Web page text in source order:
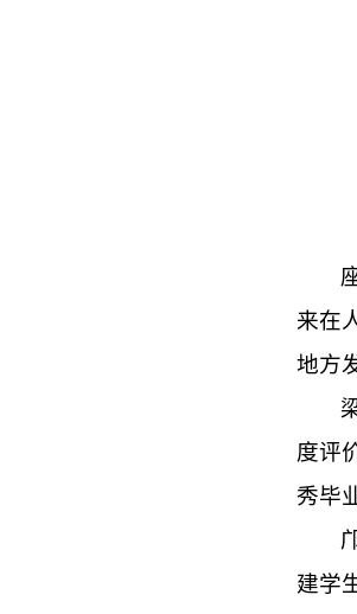
来在
地方
度评
秀毕
建学